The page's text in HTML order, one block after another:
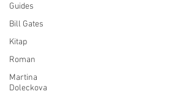
Guides
Bill Gates
Kitap
Roman
Martina
Doleckova